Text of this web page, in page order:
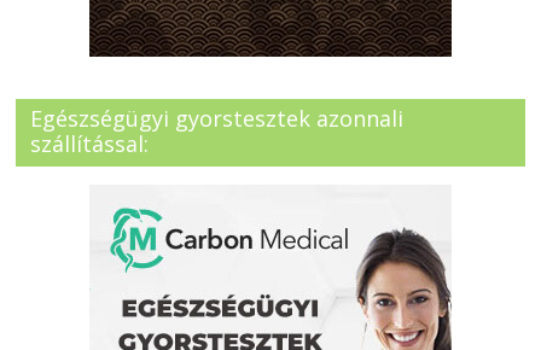
Egészségügyi gyorstesztek azonnali
szállítással: